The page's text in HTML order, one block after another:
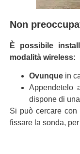
Non
È possibile
modalità wireless:
Ovunque in
Appendetelo
dispone di
Si può cercare
fissare la sonda,